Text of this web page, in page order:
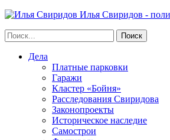
Илья Свиридов -
Дела
Платные парковки
Гаражи
Кластер «Бойня»
Расследования Свиридова
Законопроекты
Историческое наследие
Самострои